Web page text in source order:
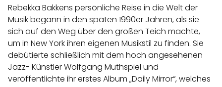
Rebekka Bakkens persönliche Reise in die Welt der
Musik begann in den späten 1990er Jahren, als sie
sich auf den Weg über den großen Teich machte,
um in New York ihren eigenen Musikstil zu finden. Sie
debütierte schließlich mit dem hoch angesehenen
Jazz- Künstler Wolfgang Muthspiel und
veröffentlichte ihr erstes Album „Daily Mirror“, welches